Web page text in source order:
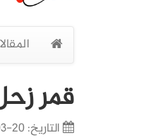
قمر
التاريخ:20-03-2017